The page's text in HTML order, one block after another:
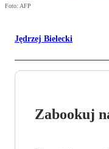
Foto: AFP
Jędrzej Bielecki
Zabookuj